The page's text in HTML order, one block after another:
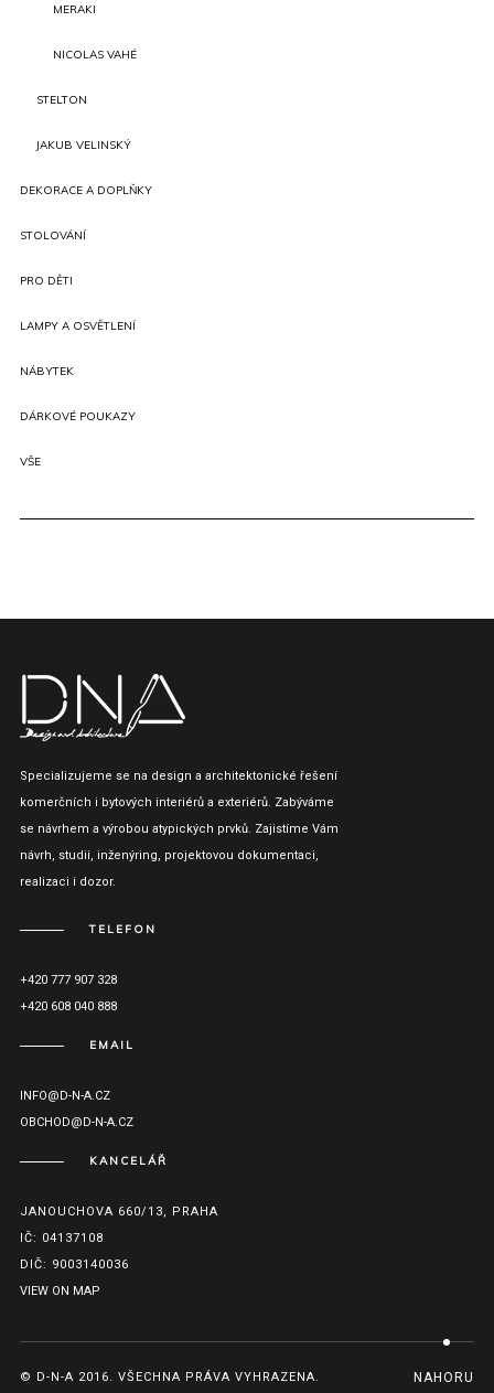
MERAKI
NICOLAS VAHÉ
STELTON
JAKUB VELINSKÝ
DEKORACE A DOPLŇKY
STOLOVÁNÍ
PRO DĚTI
LAMPY A OSVĚTLENÍ
NÁBYTEK
DÁRKOVÉ POUKAZY
VŠE
Specializujeme se na design a architektonické řešení
komerčních i bytových interiérů a exteriérů. Zabýváme
se návrhem a výrobou atypických prvků. Zajistíme Vám
návrh, studii, inženýring, projektovou dokumentaci,
realizaci i dozor.
TELEFON
+420 777 907 328
+420 608 040 888
EMAIL
INFO@D-N-A.CZ
OBCHOD@D-N-A.CZ
KANCELÁŘ
JANOUCHOVA 660/13, PRAHA
IČ: 04137108
DIČ: 9003140036
VIEW ON MAP
© D-N-A 2016. VŠECHNA PRÁVA VYHRAZENA. NAHORU